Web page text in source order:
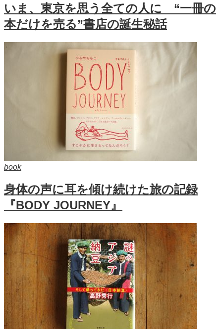
いま、東京を思う全ての人に “一冊の
本だけを売る”書店の誕生秘話
book
身体の声に耳を傾け続けた旅の記録
『BODY JOURNEY』